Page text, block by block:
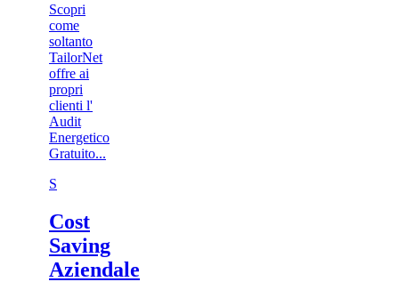
Scopri
come
soltanto
TailorNet
offre ai
propri
clienti l'
Audit
Energetico
Gratuito...
S
Cost
Saving
Aziendale